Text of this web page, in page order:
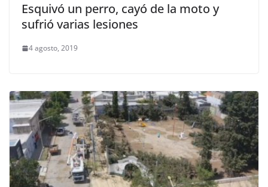
Esquivó un perro, cayó de la moto y
sufrió varias lesiones
4 agosto, 2019